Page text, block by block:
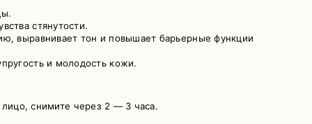
стянутости.
выравнивает тон и повышает барьерные функции
и молодость кожи.
лицо, снимите через 2 — 3 часа.